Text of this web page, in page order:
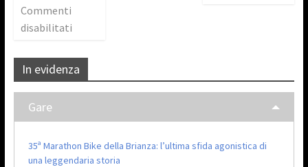
Commenti
disabilitati
In evidenza
Gare
35ª Marathon Bike della Brianza: l’ultima sfida agonistica di
una leggendaria storia